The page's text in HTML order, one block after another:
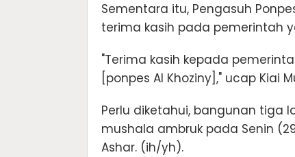
Sementara itu, Pengasuh
terima kasih pada pemerintah
"Terima kasih kepada
[ponpes Al Khoziny]," ucap Kiai
Perlu diketahui, bangunan tiga
mushala ambruk pada Senin
Ashar. (ih/yh).